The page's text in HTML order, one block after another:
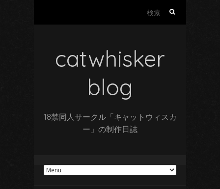
catwhisker
blog
18禁同人サークル「キャットウィスカ
ー」の制作日誌